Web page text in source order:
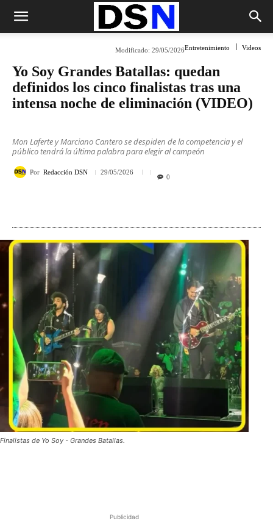
Entretenimiento Videos
Modificado: 29/05/2026
Yo Soy Grandes Batallas: quedan
definidos los cinco finalistas tras una
intensa noche de eliminación (VIDEO)
Mon Laferte y Marciano Cantero se despiden de la competencia y el
público tendrá la última palabra para elegir al campeón
Por Redacción DSN 29/05/2026
0
Finalistas de Yo Soy - Grandes Batallas.
Publicidad